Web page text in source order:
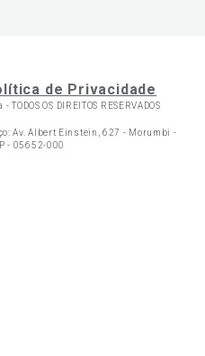
de Privacidade
- TODOS OS DIREITOS RESERVADOS
Av. Albert Einstein, 627 - Morumbi -
- 05652-000